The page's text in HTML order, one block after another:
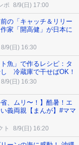
ポ 8/9(日) 17:00
の「キャッチ＆リリー
家「開高健」が日本に
8/9(日) 16:30
魚」で作るレシピ：タ
冷蔵庫で干せばOK！
8/9(日) 16:30
省、ムリ〜！】酷暑！エ
義両親【まんが】#ママ
ト 8/9(日) 16:20